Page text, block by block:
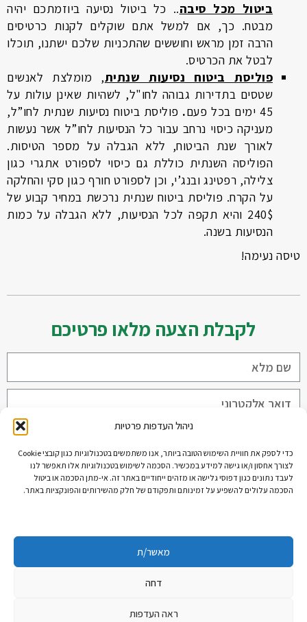
ניהול העדפות פרטיות
כדי לספק את חוויית השימוש הטובה ביותר, אנו משתמשים בטכנולוגיות כגון קובצי Cookie
לצורך אחסון ו/או גישה למידע במכשיר. הסכמה לשימוש בטכנולוגיות אלו תאפשר לנו
לעבד נתונים כגון דפוסי גלישה או מזהים ייחודיים באתר זה. אי-מתן הסכמה או ביטול
הסכמה עלולים להשפיע על זמינותם ותפקודם של חלק מהשירותים והפונקציות באתר.
מאשר/ת
דחה
ראה העדפות
ביטול מכל סיבה.. כל ביטול נסיעה ביוזמתכם יהיה
מבטח. כך, אם למשל אתם שוקלים לקנות כרטיסים
הרבה זמן מראש וחוששים שהתכניות שלכם ישתנו, תוכלו
לבטל את הכרטיס.
פוליסת ביטוח נסיעות שנתית, מומלצת לאנשים
שטסים בתדירות גבוהה לחו"ל, לשהיות שאינן עולות על
45 ימים בכל פעם
. פוליסת ביטוח נסיעות שנתית לחו”ל,
מעניקה כיסוי נרחב עבור כל הנסיעות לחו”ל אשר נעשות
לאורך שנת הביטוח, ללא הגבלה על מספר הטיסות.
הפוליסה השנתית כוללת גם כיסוי לספורט אתגרי כגון
צלילה, רפטינג ובנג’י, וכן לספורט חורף כגון סקי והחלקה
על הקרח. פוליסת ביטוח שנתית נרכשת במחיר קבוע של
240$ והיא תקפה לכל הנסיעות, ללא הגבלה על כמות
הנסיעות בשנה.
טיסה נעימה!
לקבלת הצעה מלאו פרטיכם
שליחה